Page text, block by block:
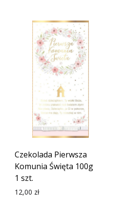
Czekolada Pierwsza
Komunia Święta 100g
1 szt.
12,00 zł